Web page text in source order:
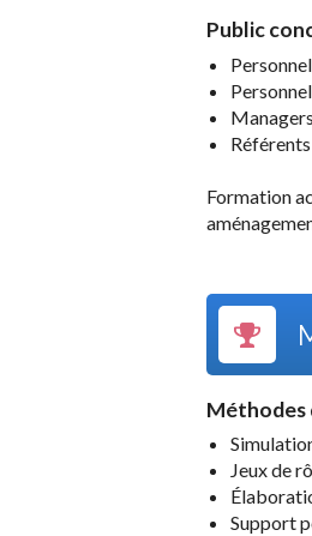
Public
Formation
Méthodes
Jeux de
Support